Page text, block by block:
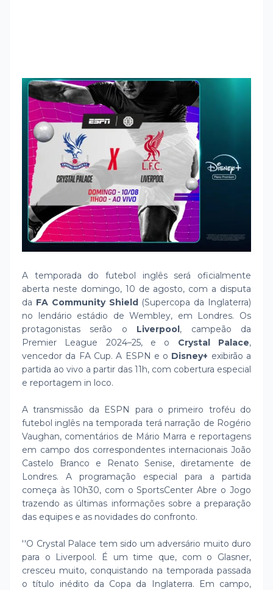
A temporada do futebol inglês será oficialmente
aberta neste domingo, 10 de agosto, com a disputa
da FA Community Shield(Supercopa da Inglaterra)
no lendário estádio de Wembley, em Londres. Os
protagonistas serão o Liverpool, campeão da
Premier League 2024–25, e o Crystal Palace,
vencedor da FA Cup. A ESPN e o Disney+ exibirão a
partida ao vivo a partir das 11h, com cobertura especial
e reportagem in loco.
A transmissão da ESPN para o primeiro troféu do
futebol inglês na temporada terá narração de Rogério
Vaughan, comentários de Mário Marra e reportagens
em campo dos correspondentes internacionais João
Castelo Branco e Renato Senise, diretamente de
Londres. A programação especial para a partida
começa às 10h30, com o SportsCenter Abre o Jogo
trazendo as últimas informações sobre a preparação
das equipes e as novidades do confronto.
''O Crystal Palace tem sido um adversário muito duro
para o Liverpool. É um time que, com o Glasner,
cresceu muito, conquistando na temporada passada
o título inédito da Copa da Inglaterra. Em campo,